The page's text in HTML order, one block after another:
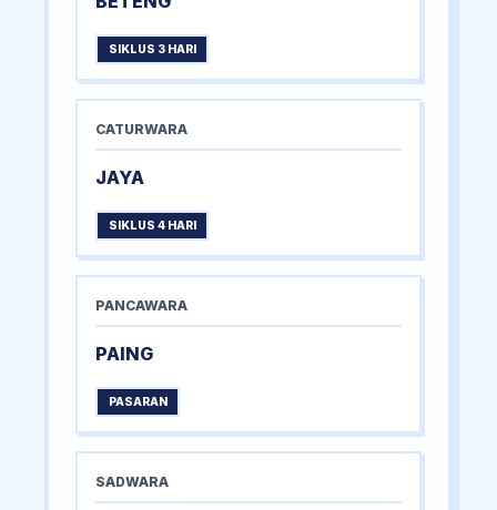
SIKLUS 3 HARI
CATURWARA
JAYA
SIKLUS 4 HARI
PANCAWARA
PAING
PASARAN
SADWARA